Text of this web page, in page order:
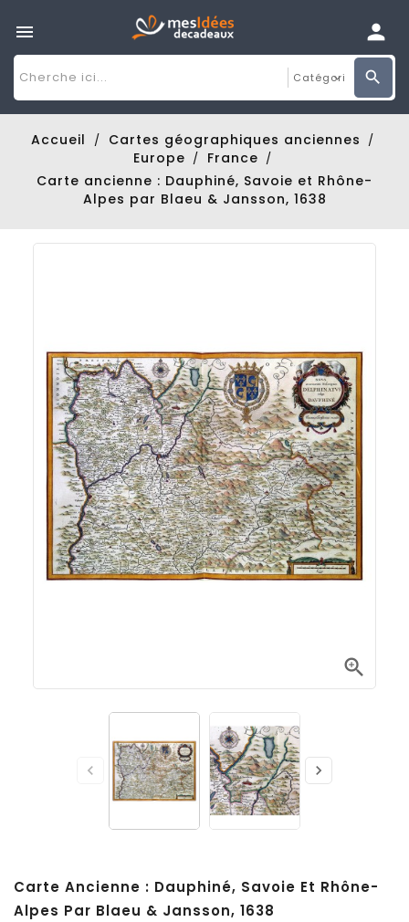

Accueil
Cartes géographiques anciennes
Europe
France
Carte ancienne : Dauphiné, Savoie et Rhône-
Alpes par Blaeu & Jansson, 1638

 
Carte Ancienne : Dauphiné, Savoie Et Rhône-
Alpes Par Blaeu & Jansson, 1638